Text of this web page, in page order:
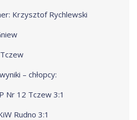
Krzysztof Rychlewski
– chłopcy:
Nr 12 Tczew 3:1
Rudno 3:1